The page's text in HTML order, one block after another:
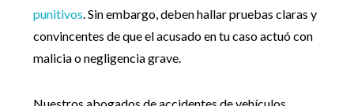
punitivos . Sin embargo, deben hallar pruebas claras y
convincentes de que el acusado en tu caso actuó con
malicia o negligencia grave.
Nuestros abogados de accidentes de vehículos